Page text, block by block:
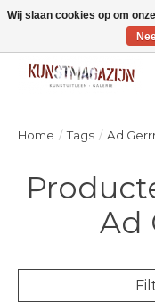
Welkom bij de designshop
Home / Tags / Ad
Ad
Wij slaan cookies op om